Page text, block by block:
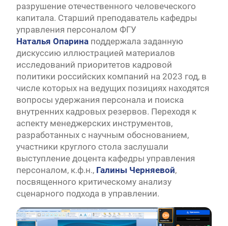
разрушение отечественного человеческого
капитала. Старший преподаватель кафедры
управления персоналом ФГУ
Наталья Опарина поддержала заданную
дискуссию иллюстрацией материалов
исследований приоритетов кадровой
политики российских компаний на 2023 год, в
числе которых на ведущих позициях находятся
вопросы удержания персонала и поиска
внутренних кадровых резервов. Переходя к
аспекту менеджерских инструментов,
разработанных с научным обоснованием,
участники круглого стола заслушали
выступление доцента кафедры управления
персоналом, к.ф.н., Галины Черняевой,
посвященного критическому анализу
сценарного подхода в управлении.